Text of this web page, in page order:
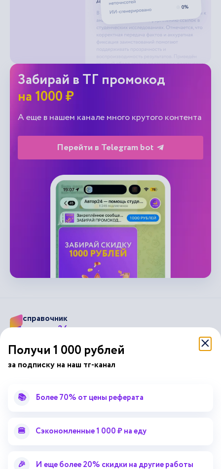
Забирай в ТГ промокод
на 1000 ₽
А еще в нашем канале много крутого контента
Перейти в Telegram bot
справочник
отавтор24
Подписывайся на наши соц. сети
Лекторий
Справочник терминов
Справочник рефератов
Получи 1 000 рублей
за подписку на наш тг-канал
📚 Более 70% от цены реферата
🍔 Сэкономленные 1 000 ₽ на еду
🎉 И еще более 20% скидки на другие работы